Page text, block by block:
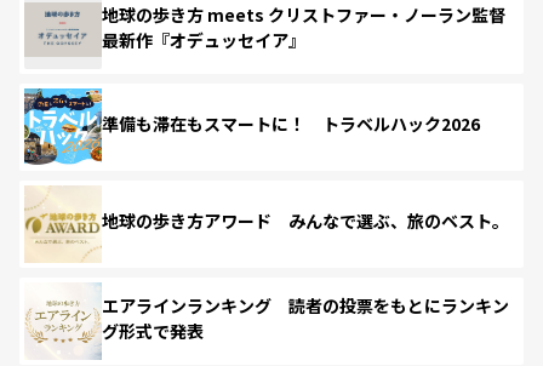
地球の歩き方 meets クリストファー・ノーラン監督
最新作『オデュッセイア』
準備も滞在もスマートに！ トラベルハック2026
地球の歩き方アワード みんなで選ぶ、旅のベスト。
エアラインランキング 読者の投票をもとにランキン
グ形式で発表